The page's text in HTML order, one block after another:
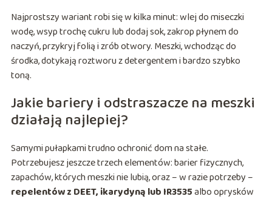
Najprostszy wariant robi się w kilka minut: wlej do miseczki
wodę, wsyp trochę cukru lub dodaj sok, zakrop płynem do
naczyń, przykryj folią i zrób otwory. Meszki, wchodząc do
środka, dotykają roztworu z detergentem i bardzo szybko
toną.
Jakie bariery i odstraszacze na meszki
działają najlepiej?
Samymi pułapkami trudno ochronić dom na stałe.
Potrzebujesz jeszcze trzech elementów: barier fizycznych,
zapachów, których meszki nie lubią, oraz – w razie potrzeby –
repelentów z DEET, ikarydyną lub IR3535albo oprysków